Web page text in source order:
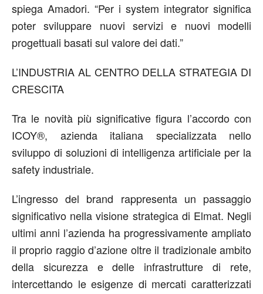
spiega Amadori. “Per i system integrator significa
poter sviluppare nuovi servizi e nuovi modelli
progettuali basati sul valore dei dati.”
L’INDUSTRIA AL CENTRO DELLA STRATEGIA DI
CRESCITA
Tra le novità più significative figura l’accordo con
ICOY®, azienda italiana specializzata nello
sviluppo di soluzioni di intelligenza artificiale per la
safety industriale.
L’ingresso del brand rappresenta un passaggio
significativo nella visione strategica di Elmat. Negli
ultimi anni l’azienda ha progressivamente ampliato
il proprio raggio d’azione oltre il tradizionale ambito
della sicurezza e delle infrastrutture di rete,
intercettando le esigenze di mercati caratterizzati